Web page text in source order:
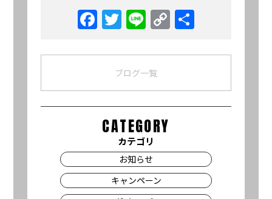
Facebook
Twitter
LineCopy
ブログ一覧
CATEGORY
カテゴリ
お知らせ
キャンペーン